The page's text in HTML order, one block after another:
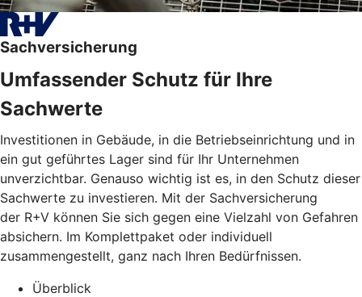
Sachversicherung
Umfassender Schutz für Ihre
Sachwerte
Investitionen in Gebäude, in die Betriebseinrichtung und in
ein gut geführtes Lager sind für Ihr Unternehmen
unverzichtbar. Genauso wichtig ist es, in den Schutz dieser
Sachwerte zu investieren. Mit der Sachversicherung
der R+V können Sie sich gegen eine Vielzahl von Gefahren
absichern. Im Komplettpaket oder individuell
zusammengestellt, ganz nach Ihren Bedürfnissen.
Überblick